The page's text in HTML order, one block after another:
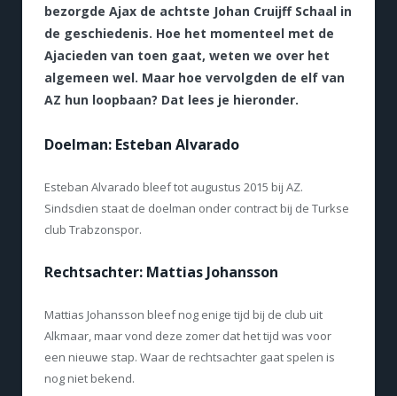
bezorgde Ajax de achtste Johan Cruijff Schaal in
de geschiedenis. Hoe het momenteel met de
Ajacieden van toen gaat, weten we over het
algemeen wel. Maar hoe vervolgden de elf van
AZ hun loopbaan? Dat lees je hieronder.
Doelman: Esteban Alvarado
Esteban Alvarado bleef tot augustus 2015 bij AZ.
Sindsdien staat de doelman onder contract bij de Turkse
club Trabzonspor.
Rechtsachter: Mattias Johansson
Mattias Johansson bleef nog enige tijd bij de club uit
Alkmaar, maar vond deze zomer dat het tijd was voor
een nieuwe stap. Waar de rechtsachter gaat spelen is
nog niet bekend.